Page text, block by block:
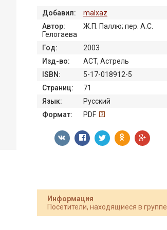
Добавил:
malxaz
Автор:
Ж.П. Паллю; пер. А.С.
Гелогаева
Год:
2003
Изд-во:
ACT, Астрель
ISBN:
5-17-018912-5
Страниц:
71
Язык:
Русский
Формат:
PDF
Информация
Посетители, находящиеся в группе